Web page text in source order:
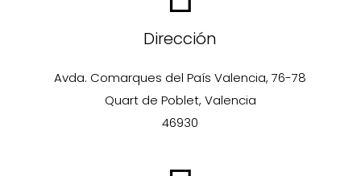
Dirección
Avda. Comarques del País Valencia, 76-78
Quart de Poblet, Valencia
46930